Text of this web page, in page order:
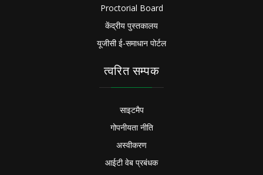
Proctorial Board
केंद्रीय पुस्तकालय
यूजीसी ई-समाधान पोर्टल
त्वरित सम्पक
साइटमैप
गोपनीयता नीति
अस्वीकरण
आईटी वेब प्रबंधक